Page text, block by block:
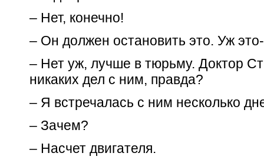
– Нет, конечно!
– Он должен остановить это. Уж
– Нет уж, лучше в тюрьму. Доктор
никаких дел с ним, правда?
– Я встречалась с ним несколько
– Зачем?
– Насчет двигателя.